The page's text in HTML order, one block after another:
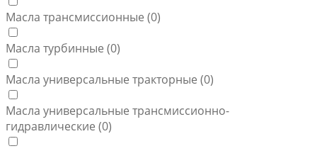
Масла трансмиссионные (0)
Масла турбинные (0)
Масла универсальные тракторные (0)
Масла универсальные трансмиссионно-
гидравлические (0)